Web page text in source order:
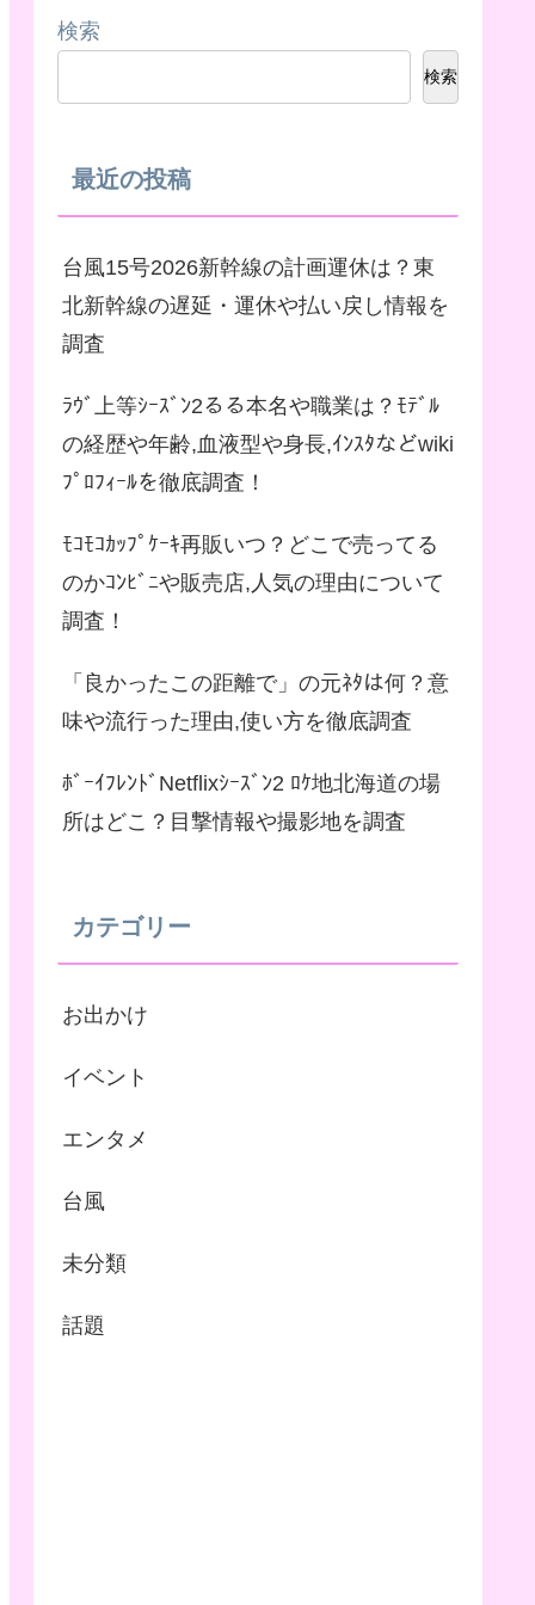
検索
検索
最近の投稿
台風15号2026新幹線の計画運休は？東
北新幹線の遅延・運休や払い戻し情報を
調査
ﾗｳﾞ上等ｼｰｽﾞﾝ2るる本名や職業は？ﾓﾃﾞﾙ
の経歴や年齢,血液型や身長,ｲﾝｽﾀなどwiki
ﾌﾟﾛﾌｨｰﾙを徹底調査！
ﾓｺﾓｺｶｯﾌﾟｹｰｷ再販いつ？どこで売ってる
のかｺﾝﾋﾞﾆや販売店,人気の理由について
調査！
「良かったこの距離で」の元ﾈﾀは何？意
味や流行った理由,使い方を徹底調査
ﾎﾞｰｲﾌﾚﾝﾄﾞNetflixｼｰｽﾞﾝ2 ﾛｹ地北海道の場
所はどこ？目撃情報や撮影地を調査
カテゴリー
お出かけ
イベント
エンタメ
台風
未分類
話題